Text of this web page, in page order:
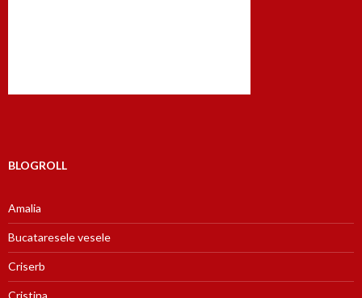
BLOGROLL
Amalia
Bucataresele vesele
Criserb